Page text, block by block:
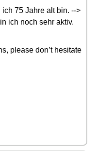
75 Jahre alt bin. -->
ich noch sehr aktiv.
please don’t hesitate